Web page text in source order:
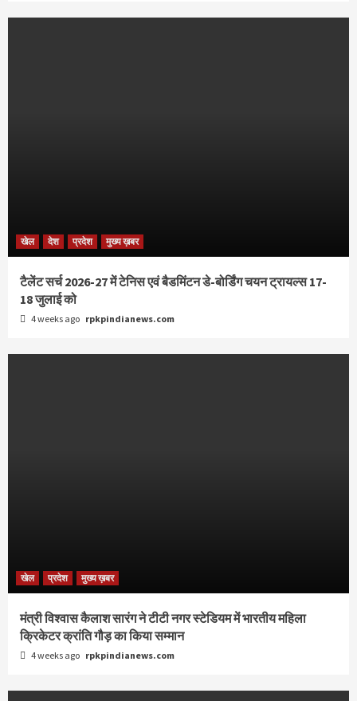
खेल देश प्रदेश मुख्य ख़बर
टैलेंट सर्च 2026-27 में टेनिस एवं बैडमिंटन डे-बोर्डिंग चयन ट्रायल्स 17-
18 जुलाई को
4 weeks ago rpkpindianews.com
खेल प्रदेश मुख्य ख़बर
मंत्री विश्वास कैलाश सारंग ने टीटी नगर स्टेडियम में भारतीय महिला
क्रिकेटर क्रांति गौड़ का किया सम्मान
4 weeks ago rpkpindianews.com